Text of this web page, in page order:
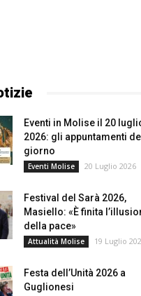
Eventi in Molise il 20
2026: gli appuntamenti del
giorno
Eventi Molise 20 Luglio 2026
Festival del Sarà 2026,
Masiello: «È finita
della pace»
Attualità Molise 19 Luglio
Festa dell’Unità 2026 a
Guglionesi